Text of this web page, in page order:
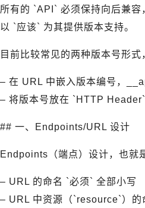
所有的 `API` 必须保持向后兼
以 `应该` 为其提供版本支持。
目前比较常见的两种版本号形
– 在 URL 中嵌入版本编号，
– 将版本号放在 `HTTP
## 一、Endpoints/URL 设计
Endpoints（端点）设计，也就
– URL 的命名 `必须` 全部小写
– URL 中资源（`resource`）